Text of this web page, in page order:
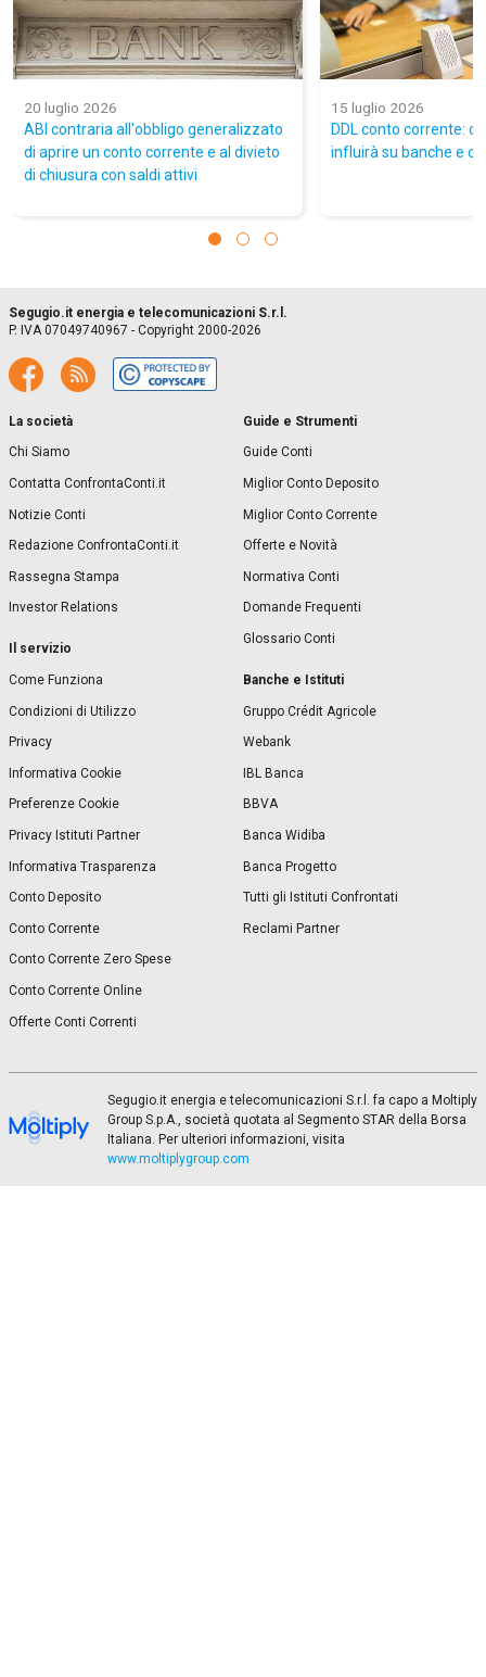
20 luglio 2026
ABI contraria all'obbligo generalizzato
di aprire un conto corrente e al divieto
di chiusura con saldi attivi
15 luglio 2026
DDL conto corrente:
influirà su banche e
La società
Chi Siamo
Contatta ConfrontaConti.it
Notizie Conti
Redazione ConfrontaConti.it
Rassegna Stampa
Investor Relations
Il servizio
Come Funziona
Condizioni di Utilizzo
Privacy
Informativa Cookie
Preferenze Cookie
Privacy Istituti Partner
Informativa Trasparenza
Conto Deposito
Conto Corrente
Conto Corrente Zero Spese
Conto Corrente Online
Offerte Conti Correnti
Guide e Strumenti
Guide Conti
Miglior Conto Deposito
Miglior Conto Corrente
Offerte e Novità
Normativa Conti
Domande Frequenti
Glossario Conti
Banche e Istituti
Gruppo Crédit Agricole
Webank
IBL Banca
BBVA
Banca Widiba
Banca Progetto
Tutti gli Istituti Confrontati
Reclami Partner
Segugio.it energia e telecomunicazioni S.r.l.
P. IVA 07049740967 - Copyright 2000-2026
Segugio.it energia e telecomunicazioni S.r.l. fa capo a Moltiply
Group S.p.A., società quotata al Segmento STAR della Borsa
Italiana. Per ulteriori informazioni, visita
www.moltiplygroup.com